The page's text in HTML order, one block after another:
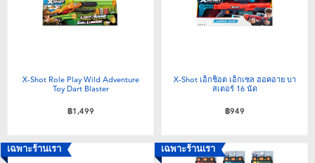
Nintendo Switch
ตัวละครเพี่อการสะสม
X-Shot Role Play Wild Adventure
Toy Dart Blaster
฿1,499
X-Shot เอ็กช็อต เอ็กเซล ฮอคอาย บา
สเตอร์ 16 นัด
฿949
เฉพาะร้านเรา
เฉพาะร้านเรา